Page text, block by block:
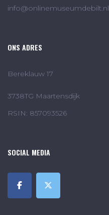
info@onlinemuseumdebilt.nl
ONS ADRES
Bereklauw 17
3738TG Maartensdijk
RSIN: 857093526
SOCIAL MEDIA